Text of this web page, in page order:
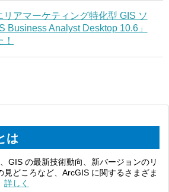
リアマーケティング特化型 GIS ソ
Business Analyst Desktop 10.6」
は
GIS の最新技術動向、新バージョンのリ
見どころなど、ArcGIS に関するさまざま
詳しく